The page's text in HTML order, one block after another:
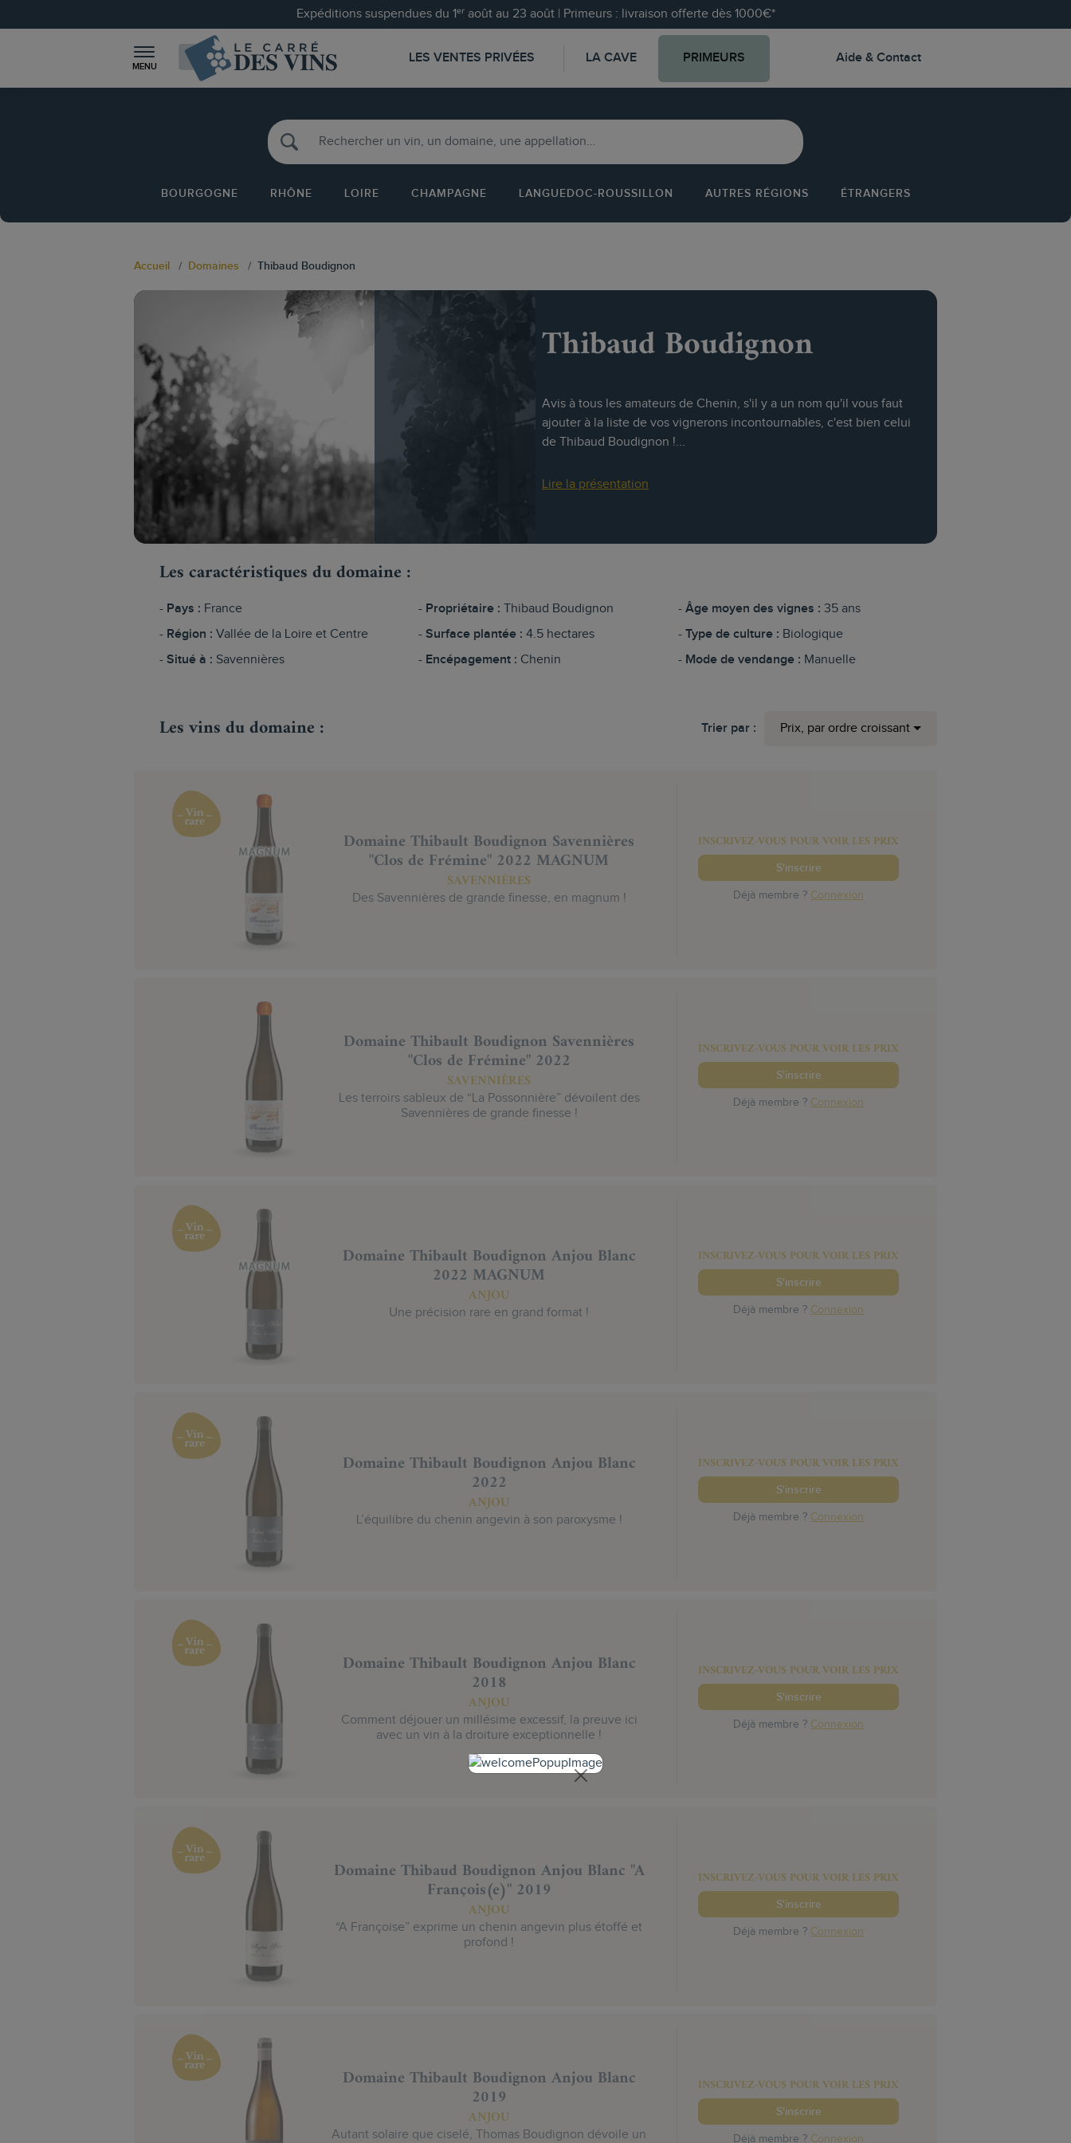
Expéditions suspendues du 1ᵉʳ août au 23 août | Primeurs : livraison offerte dès 1000€*
MENU
LES VENTES PRIVÉES LA CAVE PRIMEURS Aide & Contact
BOURGOGNE RHÔNE LOIRE CHAMPAGNE LANGUEDOC-ROUSSILLON AUTRES RÉGIONS ÉTRANGERS
Accueil Domaines Thibaud Boudignon
Thibaud Boudignon
Avis à tous les amateurs de Chenin, s'il y a un nom qu'il vous faut
ajouter à la liste de vos vignerons incontournables, c'est bien celui
de Thibaud Boudignon !...
Lire la présentation
Les caractéristiques du domaine :
Pays : France
Région : Vallée de la Loire et Centre
Situé à : Savennières
Propriétaire : Thibaud Boudignon
Surface plantée : 4.5 hectares
Encépagement : Chenin
Âge moyen des vignes : 35 ans
Type de culture : Biologique
Mode de vendange : Manuelle
Les vins du domaine : Trier par : Prix, par ordre croissant
Domaine Thibault Boudignon Savennières
"Clos de Frémine" 2022 MAGNUM
SAVENNIÈRES
Des Savennières de grande finesse, en magnum !
INSCRIVEZ-VOUS POUR VOIR LES PRIX
S'inscrire
Déjà membre ? Connexion
Domaine Thibault Boudignon Savennières
"Clos de Frémine" 2022
SAVENNIÈRES
Les terroirs sableux de “La Possonnière” dévoilent des
Savennières de grande finesse !
INSCRIVEZ-VOUS POUR VOIR LES PRIX
S'inscrire
Déjà membre ? Connexion
Domaine Thibault Boudignon Anjou Blanc
2022 MAGNUM
ANJOU
Une précision rare en grand format !
INSCRIVEZ-VOUS POUR VOIR LES PRIX
S'inscrire
Déjà membre ? Connexion
Domaine Thibault Boudignon Anjou Blanc
2022
ANJOU
L’équilibre du chenin angevin à son paroxysme !
INSCRIVEZ-VOUS POUR VOIR LES PRIX
S'inscrire
Déjà membre ? Connexion
Domaine Thibault Boudignon Anjou Blanc
2018
ANJOU
Comment déjouer un millésime excessif, la preuve ici
avec un vin à la droiture exceptionnelle !
INSCRIVEZ-VOUS POUR VOIR LES PRIX
S'inscrire
Déjà membre ? Connexion
Domaine Thibaud Boudignon Anjou Blanc "A
François(e)" 2019
ANJOU
“A Françoise” exprime un chenin angevin plus étoffé et
profond !
INSCRIVEZ-VOUS POUR VOIR LES PRIX
S'inscrire
Déjà membre ? Connexion
Domaine Thibault Boudignon Anjou Blanc
2019
ANJOU
Autant solaire que ciselé, Thomas Boudignon dévoile un
INSCRIVEZ-VOUS POUR VOIR LES PRIX
S'inscrire
Déjà membre ? Connexion